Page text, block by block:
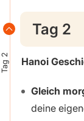
Tag 2
Tag 2
Hanoi
Gleich
deine